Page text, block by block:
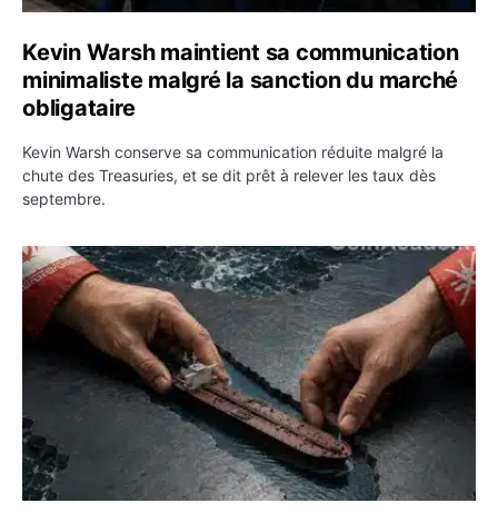
Kevin Warsh maintient sa communication
minimaliste malgré la sanction du marché
obligataire
Kevin Warsh conserve sa communication réduite malgré la
chute des Treasuries, et se dit prêt à relever les taux dès
septembre.
Ormuz : l’Iran annonce un accord avec Oman sur une